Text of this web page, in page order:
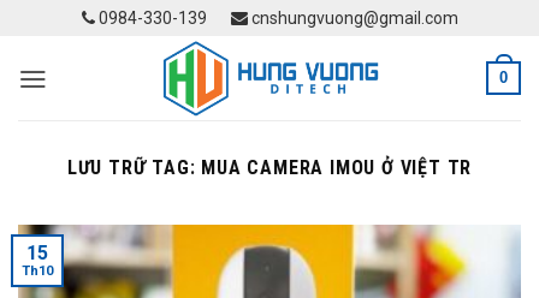
content
0984-330-139 cnshungvuong@gmail.com
0
LƯU TRỮ TAG: MUA CAMERA IMOU Ở VIỆT TR
15
Th10